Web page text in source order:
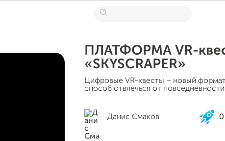
ПЛАТФОРМА VR-
«SKYSCRAPER»
Цифровые VR-квесты – новый
способ отвлечься от
Данис Смаков